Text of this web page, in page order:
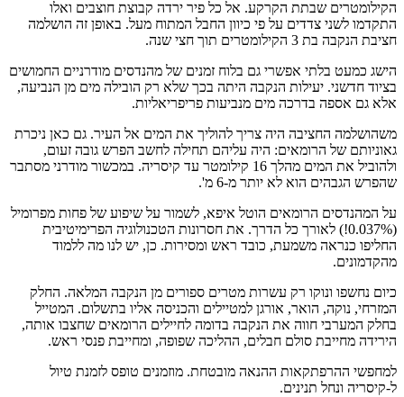
הקילומטרים שבתת הקרקע. אל כל פיר ירדה קבוצת חוצבים ואלו
התקדמו לשני צדדים על פי כיוון החבל המתוח מעל. באופן זה הושלמה
חציבת הנקבה בת 3 הקילומטרים תוך חצי שנה.
הישג כמעט בלתי אפשרי גם בלוח זמנים של מהנדסים מודרניים החמושים
בציוד חדשני. יעילות הנקבה היתה בכך שלא רק הובילה מים מן הנביעה,
אלא גם אספה בדרכה מים מנביעות פריפריאליות.
משהושלמה החציבה היה צריך להוליך את המים אל העיר. גם כאן ניכרת
גאוניותם של הרומאים: היה עליהם תחילה לחשב הפרש גובה זעום,
ולהוביל את המים מהלך 16 קילומטר עד קיסריה. במכשור מודרני מסתבר
שהפרש הגבהים הוא לא יותר מ-6 מ'.
על המהנדסים הרומאים הוטל איפא, לשמור על שיפוע של פחות מפרומיל
(0.037%!) לאורך כל הדרך. את חסרונות הטכנולוגיה הפרימיטיבית
החליפו כנראה משמעת, כובד ראש ומסירות. כן, יש לנו מה ללמוד
מהקדמונים.
כיום נחשפו ונוקו רק עשרות מטרים ספורים מן הנקבה המלאה. החלק
המזרחי, נוקה, הואר, אורגן למטיילים והכניסה אליו בתשלום. המטייל
בחלק המערבי חווה את הנקבה בדומה לחיילים הרומאים שחצבו אותה,
הירידה מחייבת סולם חבלים, ההליכה שפופה, ומחייבת פנסי ראש.
למחפשי ההרפתקאות ההנאה מובטחת. מוזמנים טופס לזמנת טיול
ל-קיסריה ונחל תנינים.